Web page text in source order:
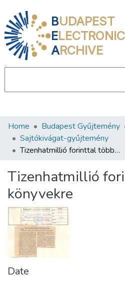
BUDAPEST
ELECTRONIC
ARCHIVE
Communities & Collections
All of DSpace
About us
Home Budapest Gyűjtemény
Sajtókivágat-gyűjtemény
Tizenhatmillió forinttal több jut könyvekre
Tizenhatmillió
könyvekre
Date